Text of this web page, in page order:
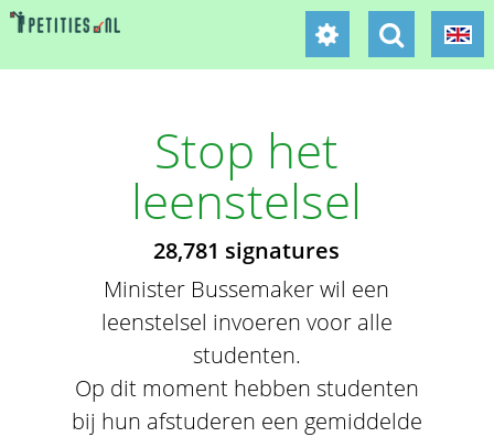
Stop het
leenstelsel
28,781 signatures
Minister Bussemaker wil een
leenstelsel invoeren voor alle
studenten.
Op dit moment hebben studenten
bij hun afstuderen een gemiddelde